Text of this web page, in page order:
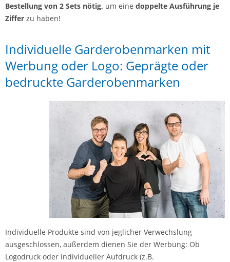
Bestellung von 2 Sets nötig, um eine doppelte Ausführung je
Ziffer zu haben!
Individuelle Garderobenmarken mit
Werbung oder Logo: Geprägte oder
bedruckte Garderobenmarken
Individuelle Produkte sind von jeglicher Verwechslung
ausgeschlossen, außerdem dienen Sie der Werbung: Ob
Logodruck oder individueller Aufdruck (z.B.